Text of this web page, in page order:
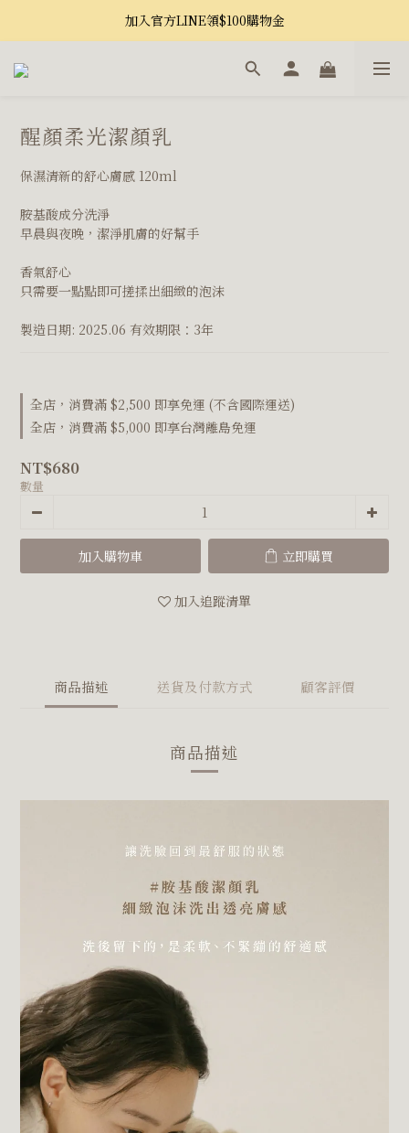
加入官方LINE領$100購物金
醒顏柔光潔顏乳
保濕清新的舒心膚感 120ml
胺基酸成分洗淨
早晨與夜晚，潔淨肌膚的好幫手
香氣舒心
只需要一點點即可搓揉出細緻的泡沫
製造日期: 2025.06 有效期限：3年
全店，消費滿 $2,500 即享免運 (不含國際運送)
全店，消費滿 $5,000 即享台灣離島免運
NT$680
數量
加入購物車 立即購買
加入追蹤清單
商品描述 送貨及付款方式 顧客評價
商品描述